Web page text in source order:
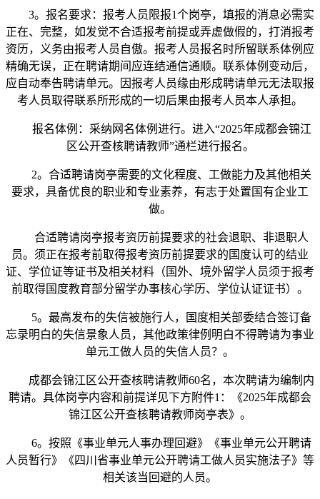
3。报名要求：报考人员限报1个岗亭，填报的消息必需实
正在、完整，如发觉不合适报考前提或弄虚做假的，打消报考
资历，义务由报考人员自傲。报考人员报名时所留联系体例应
精确无误，正在聘请期间应连结通信通顺。联系体例变动后，
应自动奉告聘请单元。因报考人员缘由形成聘请单元无法取报
考人员取得联系所形成的一切后果由报考人员本人承担。
报名体例：采纳网名体例进行。进入“2025年成都会锦江
区公开查核聘请教师”通栏进行报名。
2。合适聘请岗亭需要的文化程度、工做能力及其他相关
要求，具备优良的职业和专业素养，有志于处置国有企业工
做。
合适聘请岗亭报考资历前提要求的社会退职、非退职人
员。须正在报考前取得报考资历前提要求的国度认可的结业
证、学位证等证书及相关材料（国外、境外留学人员须于报考
前取得国度教育部分留学办事核心学历、学位认证证书）。
5。最高发布的失信被施行人，国度相关部委结合签订备
忘录明白的失信景象人员，其他政策律例明白不得聘请为事业
单元工做人员的失信人员？。
成都会锦江区公开查核聘请教师60名，本次聘请为编制内
聘请。具体岗亭内容和前提详见下方附件1：《2025年成都会
锦江区公开查核聘请教师岗亭表》。
6。按照《事业单元人事办理回避》《事业单元公开聘请
人员暂行》《四川省事业单元公开聘请工做人员实施法子》等
相关该当回避的人员。